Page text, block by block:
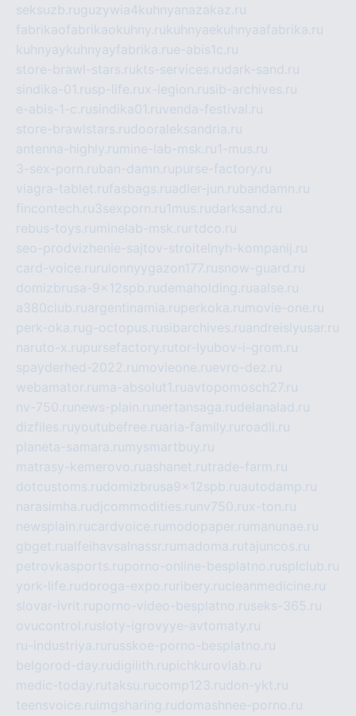
seksuzb.ruguzywia4kuhnyanazakaz.ru
fabrikaofabrikaokuhny.rukuhnyaekuhnyaafabrika.ru
kuhnyaykuhnyayfabrika.rue-abis1c.ru
store-brawl-stars.rukts-services.rudark-sand.ru
sindika-01.rusp-life.rux-legion.rusib-archives.ru
e-abis-1-c.rusindika01.ruvenda-festival.ru
store-brawlstars.rudooraleksandria.ru
antenna-highly.ru mine-lab-msk.ru1-mus.ru
3-sex-porn.ruban-damn.rupurse-factory.ru
viagra-tablet.rufasbags.ruadler-jun.rubandamn.ru
fincontech.ru3sexporn.ru1mus.rudarksand.ru
rebus-toys.ru minelab-msk.ru rtdco.ru
seo-prodvizhenie-sajtov-stroitelnyh-kompanij.ru
card-voice.ru rulonnyygazon177.rusnow-guard.ru
domizbrusa-9x12spb.rudemaholding.ruaalse.ru
a380club.ruargentinamia.ruperkoka.ru movie-one.ru
perk-oka.rug-octopus.rusibarchives.ruandreislyusar.ru
naruto-x.rupursefactory.rutor-lyubov-i-grom.ru
spayderhed-2022.ru movieone.ruevro-dez.ru
webamator.ru ma-absolut1.ruavtopomosch27.ru
nv-750.ru news-plain.ru nertansaga.rudelanalad.ru
dizfiles.ruyoutubefree.ruaria-family.ru roadli.ru
planeta-samara.ru mysmartbuy.ru
matrasy-kemerovo.ruashanet.rutrade-farm.ru
dotcustoms.rudomizbrusa9x12spb.ruautodamp.ru
narasimha.rudjcommodities.ru nv750.rux-ton.ru
newsplain.rucardvoice.ru modopaper.ru manunae.ru
gbget.rualfeihavsalnassr.ru madoma.rutajuncos.ru
petrovkasports.ruporno-online-besplatno.rusplclub.ru
york-life.rudoroga-expo.ru ribery.rucleanmedicine.ru
slovar-ivrit.ruporno-video-besplatno.ruseks-365.ru
ovucontrol.rusloty-igrovyye-avtomaty.ru
ru-industriya.ru russkoe-porno-besplatno.ru
belgorod-day.rudigilith.rupichkurovlab.ru
medic-today.rutaksu.rucomp123.rudon-ykt.ru
teensvoice.ru imgsharing.rudomashnee-porno.ru